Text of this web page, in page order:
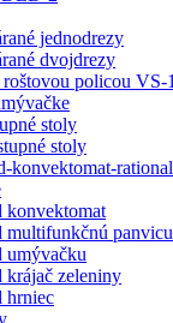
jednodrezy
dvojdrezy
stoly
stoly
konvektomat
multifunkčnú panvicu
umývačku
krájač zeleniny
hrniec